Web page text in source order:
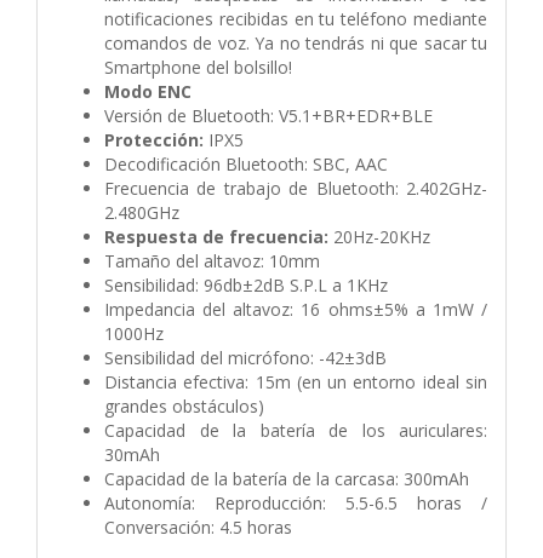
notificaciones recibidas en tu teléfono mediante
comandos de voz. Ya no tendrás ni que sacar tu
Smartphone del bolsillo!
Modo ENC
Versión de Bluetooth: V5.1+BR+EDR+BLE
Protección: IPX5
Decodificación Bluetooth: SBC, AAC
Frecuencia de trabajo de Bluetooth: 2.402GHz-
2.480GHz
Respuesta de frecuencia: 20Hz-20KHz
Tamaño del altavoz: 10mm
Sensibilidad: 96db±2dB S.P.L a 1KHz
Impedancia del altavoz: 16 ohms±5% a 1mW /
1000Hz
Sensibilidad del micrófono: -42±3dB
Distancia efectiva: 15m (en un entorno ideal sin
grandes obstáculos)
Capacidad de la batería de los auriculares:
30mAh
Capacidad de la batería de la carcasa: 300mAh
Autonomía: Reproducción: 5.5-6.5 horas /
Conversación: 4.5 horas